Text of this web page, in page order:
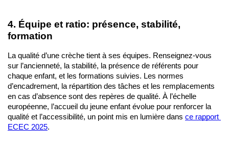
4. Équipe et ratio: présence, stabilité,
formation
La qualité d’une crèche tient à ses équipes. Renseignez-vous
sur l’ancienneté, la stabilité, la présence de référents pour
chaque enfant, et les formations suivies. Les normes
d’encadrement, la répartition des tâches et les remplacements
en cas d’absence sont des repères de qualité. À l’échelle
européenne, l’accueil du jeune enfant évolue pour renforcer la
qualité et l’accessibilité, un point mis en lumière dans ce rapport
ECEC 2025.